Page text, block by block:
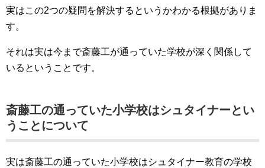
実はこの2つの疑問を解決するというかわかる根拠がありま
す。
それは実は今まで斎藤工が通っていた学校が深く関係して
いるということです。
斎藤工の通っていた小学校はシュタイナーとい
うことについて
実は斎藤工の通っていた小学校はシュタイナー教育の学校